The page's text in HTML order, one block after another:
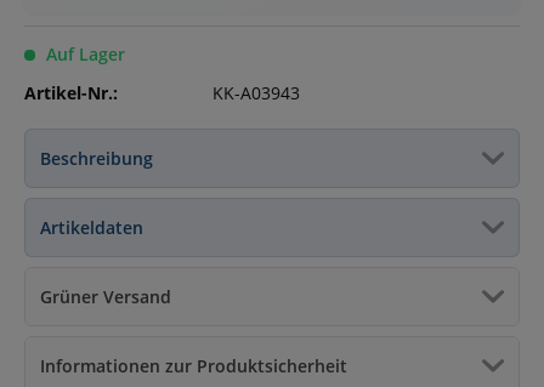
Auf Lager
Artikel-Nr.:
KK-A03943
Beschreibung
Artikeldaten
Grüner Versand
Informationen zur Produktsicherheit